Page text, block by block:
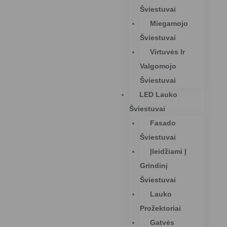
Šviestuvai
Miegamojo
Šviestuvai
Virtuvės Ir
Valgomojo
Šviestuvai
LED Lauko
Šviestuvai
Fasado
Šviestuvai
Įleidžiami Į
Grindinį
Šviestuvai
Lauko
Prožektoriai
Gatvės